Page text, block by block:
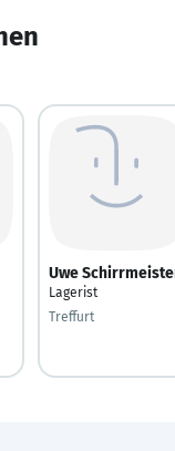
Uwe
Lagerist
Treffurt